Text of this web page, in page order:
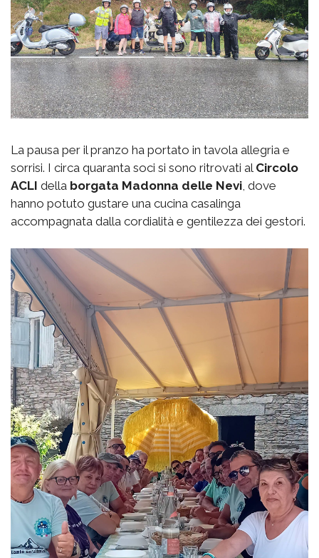
La pausa per il pranzo ha portato in tavola allegria e
sorrisi. I circa quaranta soci si sono ritrovati al Circolo
ACLI della borgata Madonna delle Nevi, dove
hanno potuto gustare una cucina casalinga
accompagnata dalla cordialità e gentilezza dei gestori.